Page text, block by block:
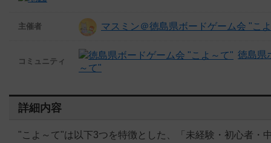
主催者 マスミン＠徳島県ボードゲーム会 "こ
コミュニティ
徳島県
～て"
詳細内容
"こよ～て"は以下3つを特徴とした、「未経験・初心者・